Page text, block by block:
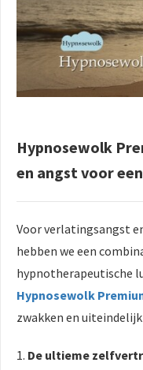
Hypnosewolk
en angst voor
Voor verlatingsangst
hebben we een
hypnotherapeutische
Hypnosewolk
zwakken en
1. De ultieme